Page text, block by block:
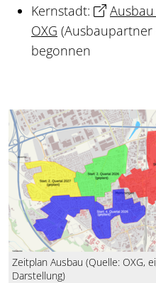
Kernstadt:
OXG (Ausbaupartner
begonnen
Zeitplan Ausbau (Quelle: OXG,
Darstellung)